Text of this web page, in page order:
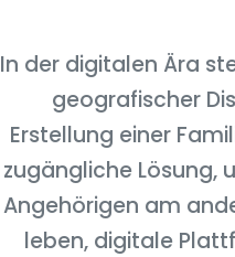
In der digitalen Ära
geografischer
Erstellung einer
zugängliche Lösung,
Angehörigen am
leben, digitale